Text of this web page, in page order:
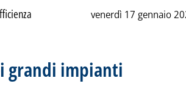
venerdì 17 gennaio
grandi impianti